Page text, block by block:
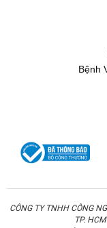
Bệnh
CÔNG TY TNHH CÔNG
TP.